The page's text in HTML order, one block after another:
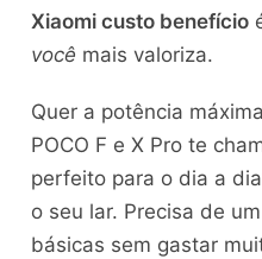
Xiaomi custo benefício
você mais valoriza.
Quer a potência
POCO F e X Pro te
perfeito para o dia a
o seu lar. Precisa de
básicas sem gastar